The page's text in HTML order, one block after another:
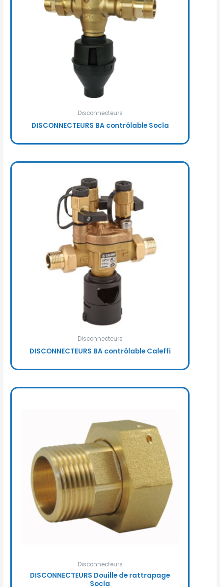
Disconnecteurs
DISCONNECTEURS BA contrôlable Socla
Disconnecteurs
DISCONNECTEURS BA contrôlable Caleffi
Disconnecteurs
DISCONNECTEURS Douille de rattrapage
Socla